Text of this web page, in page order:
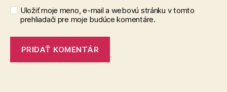
Uložiť moje meno, e-mail a webovú stránku v tomto
prehliadači pre moje budúce komentáre.